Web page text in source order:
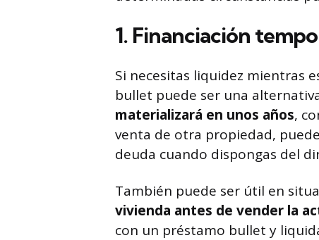
1. Financiación
Si necesitas liquidez mientras
bullet puede ser una
materializará en unos años,
venta de otra propiedad,
deuda cuando dispongas del
También puede ser útil en
vivienda antes de vender la
con un préstamo bullet y